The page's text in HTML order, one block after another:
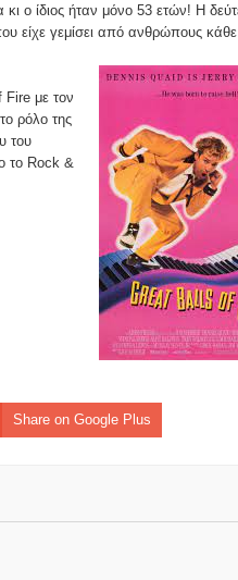
κι ο ίδιος ήταν μόνο 53 ετών! Η
είχε γεμίσει από ανθρώπους κάθε
Fire με τον
ρόλο της
του
το Rock &
Share on Google Plus